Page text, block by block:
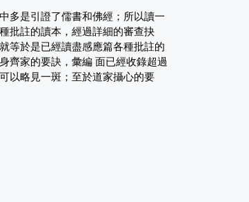
多是引證了儒書和佛經；所以讀一
批註的讀本，經過詳細的審查抉
等於是已經讀盡感應篇各種批註的
齊家的要訣，彙編 面已經收錄超過
以略見一斑；至於道家攝心的要